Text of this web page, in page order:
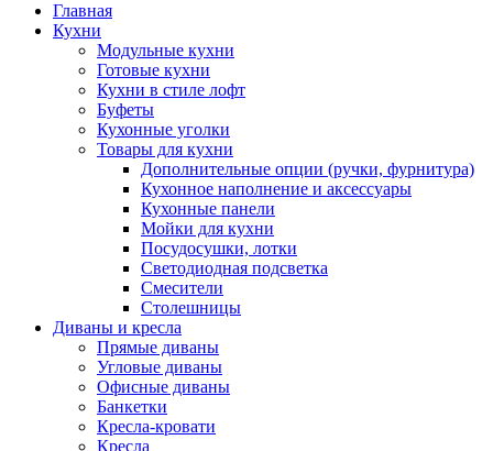
Главная
Кухни
Модульные кухни
Готовые кухни
Кухни в стиле лофт
Буфеты
Кухонные уголки
Товары для кухни
Дополнительные опции (ручки, фурнитура)
Кухонное наполнение и аксессуары
Кухонные панели
Мойки для кухни
Посудосушки, лотки
Светодиодная подсветка
Смесители
Столешницы
Диваны и кресла
Прямые диваны
Угловые диваны
Офисные диваны
Банкетки
Кресла-кровати
Кресла